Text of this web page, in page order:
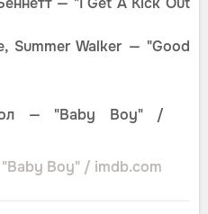
Summer Walker — "Good
Boy" / imdb.com